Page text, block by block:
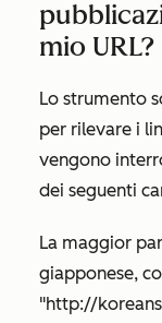
mio URL?
Lo strumento
per rilevare i
vengono
dei seguenti
La maggior
giapponese,
"http://